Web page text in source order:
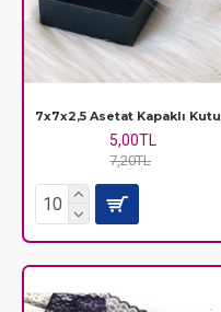
7x7x2,5 Asetat Kapaklı Kutu
5,00TL
7,20TL